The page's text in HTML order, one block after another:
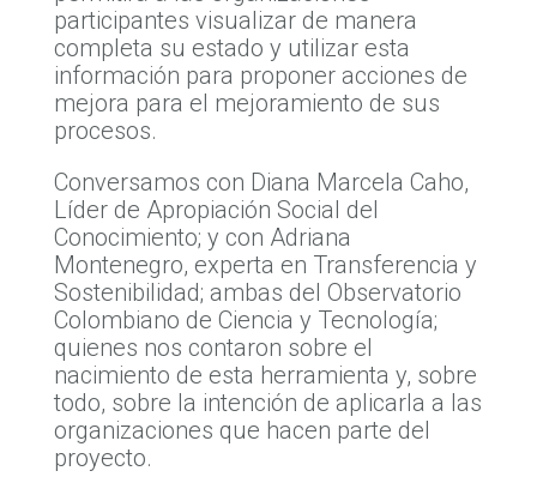
participantes visualizar de manera
completa su estado y utilizar esta
información para proponer acciones de
mejora para el mejoramiento de sus
procesos.
Conversamos con Diana Marcela Caho,
Líder de Apropiación Social del
Conocimiento; y con Adriana
Montenegro, experta en Transferencia y
Sostenibilidad; ambas del Observatorio
Colombiano de Ciencia y Tecnología;
quienes nos contaron sobre el
nacimiento de esta herramienta y, sobre
todo, sobre la intención de aplicarla a las
organizaciones que hacen parte del
proyecto.